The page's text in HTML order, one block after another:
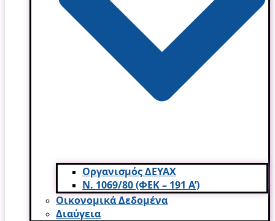
Οργανισμός ΔΕΥΑΧ
Ν. 1069/80 (ΦΕΚ – 191 Α’)
Οικονομικά Δεδομένα
Διαύγεια